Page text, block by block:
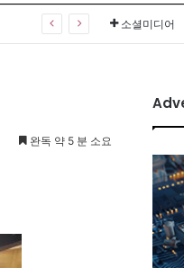
소셜미디어
완독 약 5 분 소요